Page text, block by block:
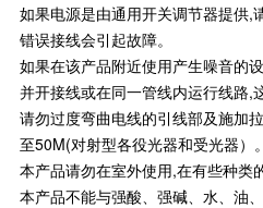
如果电源是由通用开关调节器提供,
错误接线会引起故障。
如果在该产品附近使用产生噪音的
并开接线或在同一管线内运行线路,
请勿过度弯曲电线的引线部及施加
至50M(对射型各役光器和受光器）。
本产品请勿在室外使用,在有些种类
本产品不能与强酸、强碱、水、油